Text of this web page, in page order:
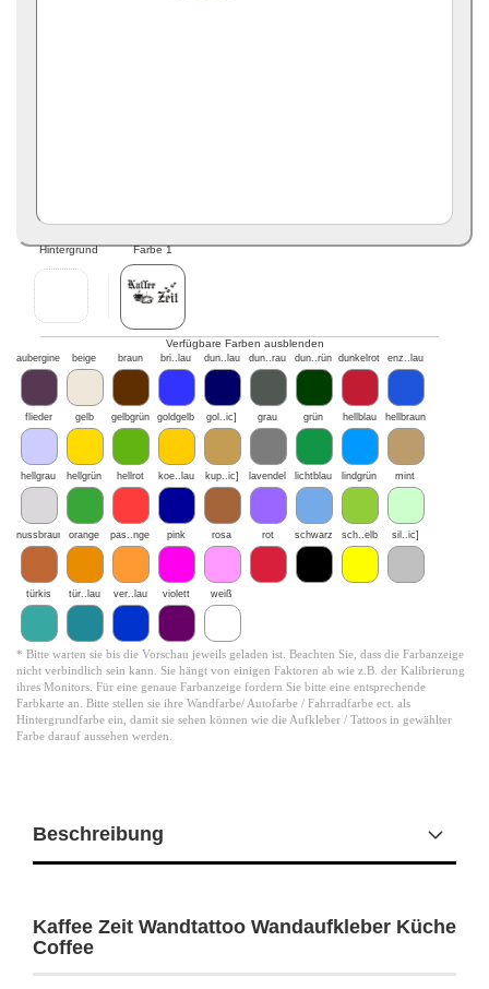
Hintergrund Farbe 1
Verfügbare Farben ausblenden
aubergine beige braun bri..lau dun..lau dun..rau dun..rün dunkelrot enz..lau
flieder gelb gelbgrün goldgelb gol..ic] grau grün hellblau hellbraun
hellgrau hellgrün hellrot koe..lau kup..ic] lavendel lichtblau lindgrün mint
nussbraun orange pas..nge pink rosa rot schwarz sch..elb sil..ic]
türkis tür..lau ver..lau violett weiß
* Bitte warten sie bis die Vorschau jeweils geladen ist. Beachten Sie, dass die Farbanzeige
nicht verbindlich sein kann. Sie hängt von einigen Faktoren ab wie z.B. der Kalibrierung
ihres Monitors. Für eine genaue Farbanzeige fordern Sie bitte eine entsprechende
Farbkarte an. Bitte stellen sie ihre Wandfarbe/ Autofarbe / Fahrradfarbe ect. als
Hintergrundfarbe ein, damit sie sehen können wie die Aufkleber / Tattoos in gewählter
Farbe darauf aussehen werden.
Beschreibung
Kaffee Zeit Wandtattoo Wandaufkleber Küche
Coffee